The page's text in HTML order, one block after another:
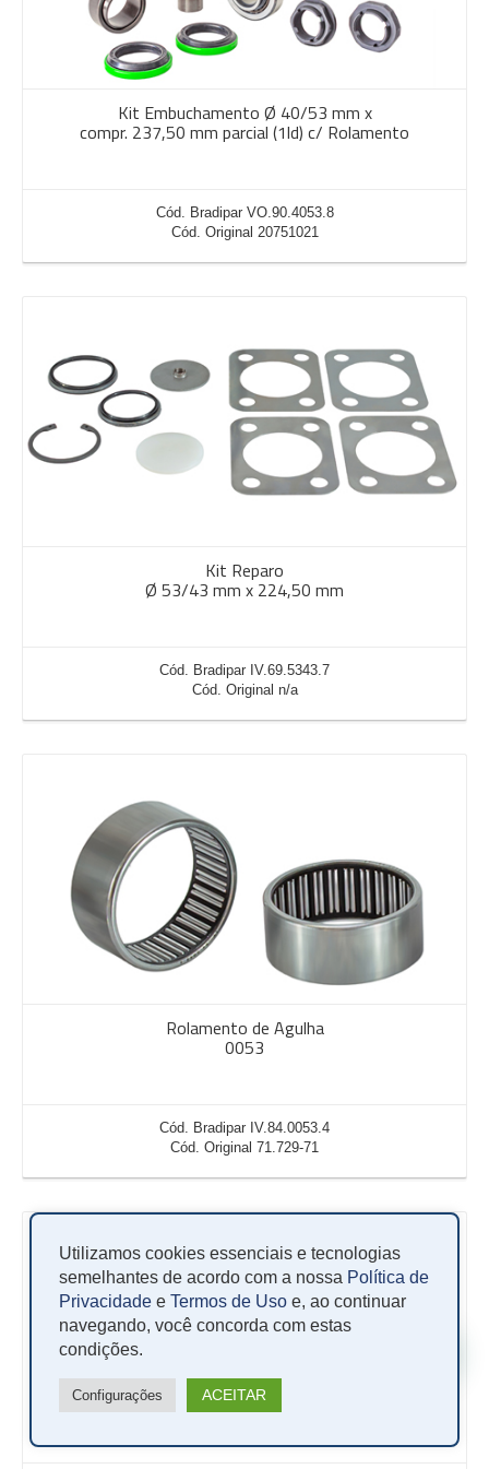
Kit Embuchamento Ø 40/53 mm x
compr. 237,50 mm parcial (1ld) c/ Rolamento
Cód. Bradipar VO.90.4053.8
Cód. Original 20751021
Kit Reparo
Ø 53/43 mm x 224,50 mm
Cód. Bradipar IV.69.5343.7
Cód. Original n/a
Rolamento de Agulha
0053
Cód. Bradipar IV.84.0053.4
Cód. Original 71.729-71
Utilizamos cookies essenciais e tecnologias
semelhantes de acordo com a nossa Política de
Privacidadee Termos de Usoe, ao continuar
navegando, você concorda com estas
condições.
Configurações ACEITAR